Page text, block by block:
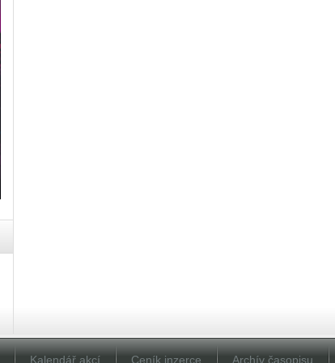
Kalendář akcí Ceník inzerce Archív časopisu